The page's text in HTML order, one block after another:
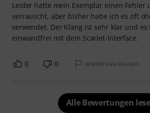
Leider hatte mein Exemplar einen Fehler
verrauscht, aber bisher habe ich es oft
verwendet. Der Klang ist sehr klar und
einwandfrei mit dem Scarlet-Interface.
0 0 BEWERTUNG MELDEN
Alle Bewertungen